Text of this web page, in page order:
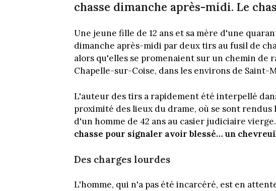
chasse dimanche après-midi. Le
Une jeune fille de 12 ans et sa mère d'une
dimanche après-midi par deux tirs au fusil de
alors qu'elles se promenaient sur un chemin de
Chapelle-sur-Coise, dans les environs de
L'auteur des tirs a rapidement été interpellé
proximité des lieux du drame, où se sont rendus
d'un homme de 42 ans au casier judiciaire vierge.
chasse pour signaler avoir blessé… un
Des charges lourdes
L'homme, qui n'a pas été incarcéré, est en